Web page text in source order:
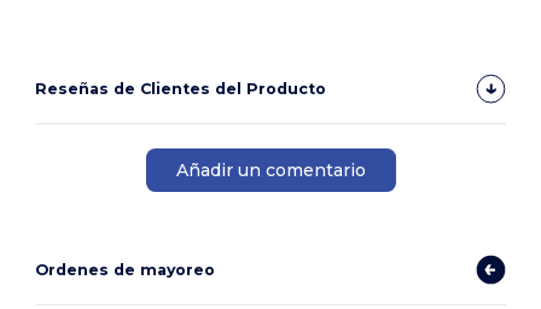
Reseñas de Clientes del Producto
Añadir un comentario
Ordenes de mayoreo